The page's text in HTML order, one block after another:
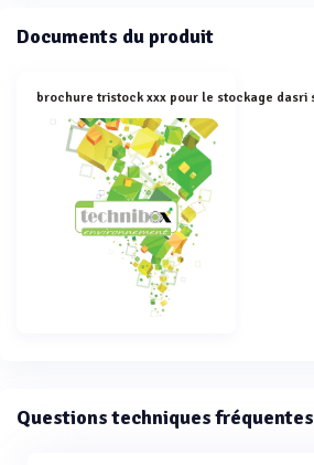
Documents du produit
Questions techniques fréquentes